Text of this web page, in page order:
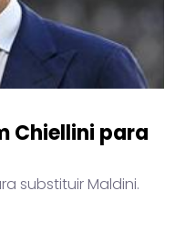
Chiellini para
substituir Maldini.